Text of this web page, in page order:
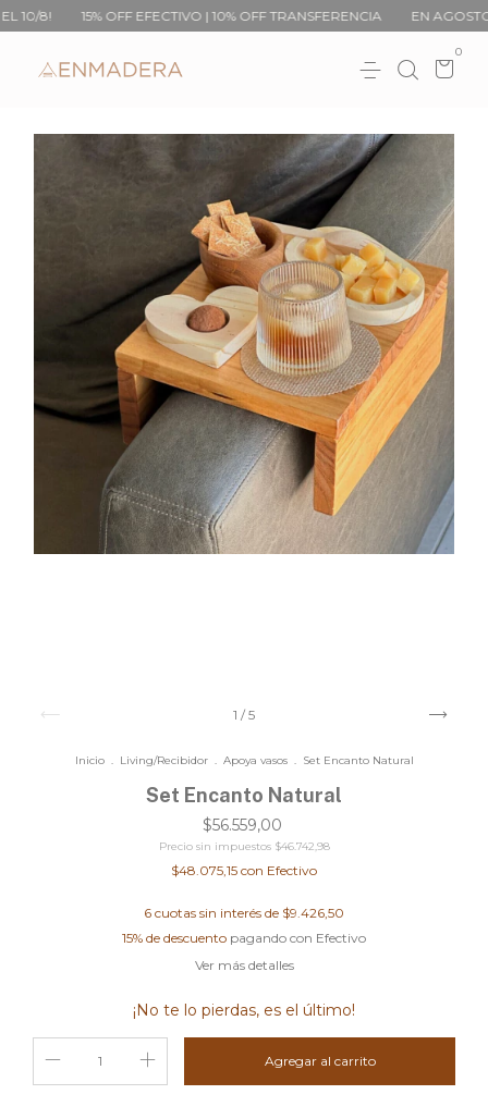
15% OFF EFECTIVO | 10% OFF TRANSFERENCIA EN AGOSTO: 15%
0
1 /5
Inicio . Living/Recibidor . Apoya vasos . Set Encanto Natural
Set Encanto Natural
$56.559,00
Precio sin impuestos $46.742,98
$48.075,15 con Efectivo
6 cuotas sin interés de $9.426,50
15% de descuento pagando con Efectivo
Ver más detalles
¡No te lo pierdas, es el último!